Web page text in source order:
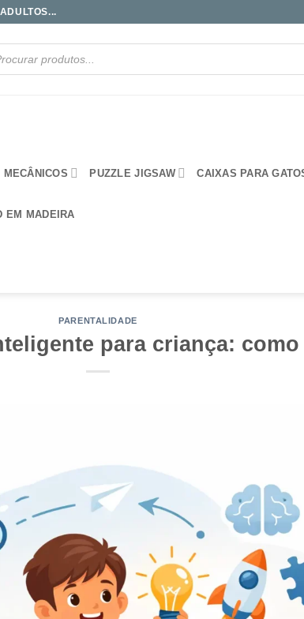
MECÂNICOS PUZZLE JIGSAW CAIXAS PARA
EM MADEIRA
PARENTALIDADE
para criança: